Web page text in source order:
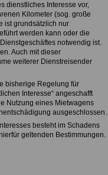
dienstliches Interesse vor,
Kilometer (sog. große
ist grundsätzlich nur
werden kann oder die
notwendig ist.
Auch mit dieser
weiterer Dienstreisender
bisherige Regelung für
Interesse“ angeschafft
Nutzung eines Mietwagens
ausgeschlossen.
besteht im Schadens
geltenden Bestimmungen.